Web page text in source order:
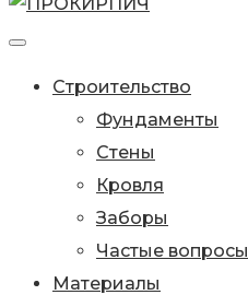
Строительство
Фундаменты
Стены
Кровля
Заборы
Частые вопросы
Материалы